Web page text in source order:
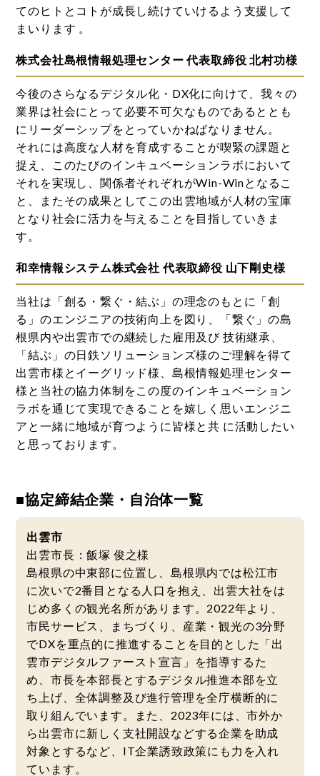
てのヒトとコトが成長し続けていけるよう支援して
まいります 。
株式会社島根情報処理センター 代表取締役 北村功様
今後のさらなるデジタル化・DX化に向けて、我々の
業界は社会にとって必要不可欠なものであるととも
にリーダーシップをとっていかねばなりません。
それには高度な人材を育成することが喫緊の課題と
捉え、このたびのインキュベーションラボにおいて
それを実現し、関係者それぞれがWin-Winとなるこ
と、またその成果としてこの出雲地域が人材の宝庫
となり社会に活力を与えることを目指していきま
す。
和幸情報システム株式会社 代表取締役 山下剛史様
当社は「創る・繋ぐ・結ぶ」の理念のもとに「創
る」のエンジニアの技術向上を図り、「繋ぐ」の島
根県内や出雲市での継続した雇用及び 技術継承、
「結ぶ」の日鉄ソリューションズ様のご理解を得て
出雲市様とイーグリッド様、島根情報処理センター
様と当社の協力体制をこの度のインキュベーション
ラボを通じて実現できることを嬉しく思いエンジニ
アと一緒に地域が育つように皆様と共 に活動したい
と思っております。
■協定締結企業・自治体一覧
出雲市
出雲市長：飯塚 俊之様
島根県の中東部に位置し、島根県内では松江市
に次いで2番目となる人口を抱え、出雲大社をは
じめ多くの観光名所があります。2022年より、
市民サービス、まちづくり、産業・観光の3分野
でDXを重点的に推進することを目的とした「出
雲市デジタルファースト宣言」を指導するた
め、市⻑を本部⻑とするデジタル推進本部を立
ち上げ、全体調整及び進⾏管理を全庁横断的に
取り組んでいます。また、2023年には、市外か
ら出雲市に新しく支社開設などする企業を助成
対象とするなど、IT企業誘致政策にも力を入れ
ています。